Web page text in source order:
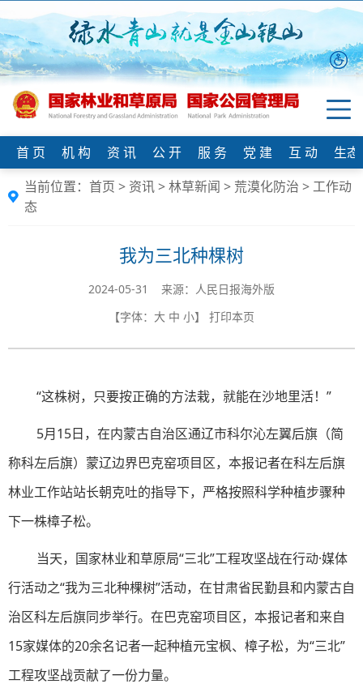
首 页 机 构 资 讯 公 开 服 务 党 建 互 动
生
当前位置： 首页 > 资讯>林草新闻 > 荒漠化防治 >工作动
态
我为三北种棵树
2024-05-31 来源：人民日报海外版
【字体： 大 中 小】 打印本页
“这株树，只要按正确的方法栽，就能在沙地里活！”
5月15日，在内蒙古自治区通辽市科尔沁左翼后旗（简
称科左后旗）蒙辽边界巴克窑项目区，本报记者在科左后旗
林业工作站站长朝克吐的指导下，严格按照科学种植步骤种
下一株樟子松。
当天，国家林业和草原局“三北”工程攻坚战在行动·媒体
行活动之“我为三北种棵树”活动，在甘肃省民勤县和内蒙古自
治区科左后旗同步举行。在巴克窑项目区，本报记者和来自
15家媒体的20余名记者一起种植元宝枫、樟子松，为“三北”
工程攻坚战贡献了一份力量。